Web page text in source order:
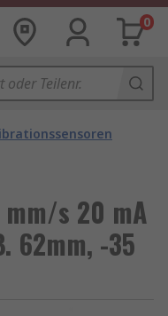
0
s 20 mA
62mm, -35